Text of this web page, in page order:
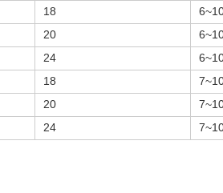
18
20
24
18
20
24